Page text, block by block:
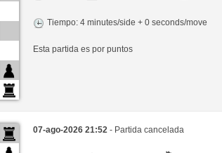
Tiempo: 4 minutes/side + 0 seconds/move
Esta partida es por puntos
07-ago-2026 21:52 - Partida cancelada